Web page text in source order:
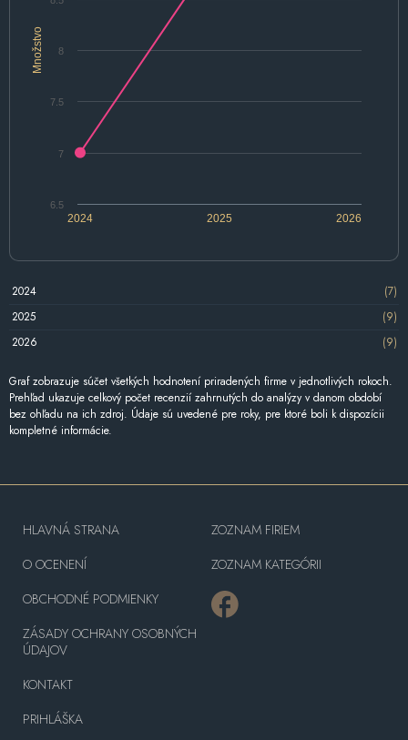
Množstvo
2024 2026
2025
6.5
7
7.5
8
2024
(7)
2025
(9)
2026
(9)
Graf zobrazuje súčet všetkých hodnotení priradených firme v jednotlivých rokoch.
Prehľad ukazuje celkový počet recenzií zahrnutých do analýzy v danom období
bez ohľadu na ich zdroj. Údaje sú uvedené pre roky, pre ktoré boli k dispozícii
kompletné informácie.
HLAVNÁ STRANA
O OCENENÍ
OBCHODNÉ PODMIENKY
ZÁSADY OCHRANY OSOBNÝCH
ÚDAJOV
KONTAKT
PRIHLÁŠKA
ZOZNAM FIRIEM
ZOZNAM KATEGÓRII